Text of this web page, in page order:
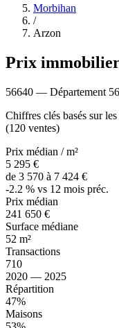
Morbihan
/
Arzon
Prix
56640 — Département
Chiffres clés basés sur
(120 ventes)
Prix médian / m²
5 295 €
de 3 570 à 7 424 €
-2.2 % vs 12 mois préc.
Prix médian
241 650 €
Surface médiane
52 m²
Transactions
710
2020 — 2025
Répartition
47%
Maisons